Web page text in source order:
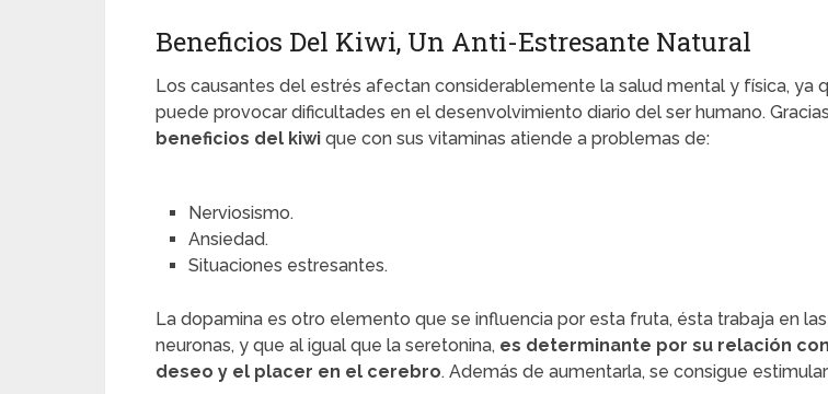
Beneficios Del Kiwi, Un Anti-Estresante Natural
Los causantes del estrés afectan considerablemente la salud mental y física, ya
puede provocar dificultades en el desenvolvimiento diario del ser humano.
beneficios del kiwi que con sus vitaminas atiende a problemas de:
Nerviosismo.
Ansiedad.
Situaciones estresantes.
La dopamina es otro elemento que se influencia por esta fruta, ésta trabaja en las
neuronas, y que al igual que la seretonina, es determinante por su relación
deseo y el placer en el cerebro. Además de aumentarla, se consigue